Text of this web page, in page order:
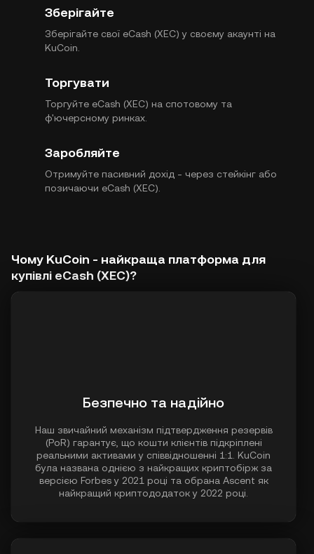
Зберігайте
Зберігайте свої eCash (XEC) у своєму акаунті на
KuCoin.
Торгувати
Торгуйте eCash (XEC) на спотовому та
ф'ючерсному ринках.
Заробляйте
Отримуйте пасивний дохід - через стейкінг або
позичаючи eCash (XEC).
Чому KuCoin - найкраща платформа для
купівлі eCash (XEC)?
Безпечно та надійно
Наш звичайний механізм підтвердження резервів
(PoR) гарантує, що кошти клієнтів підкріплені
реальними активами у співвідношенні 1:1. KuCoin
була названа однією з найкращих криптобірж за
версією Forbes у 2021 році та обрана Ascent як
найкращий криптододаток у 2022 році.